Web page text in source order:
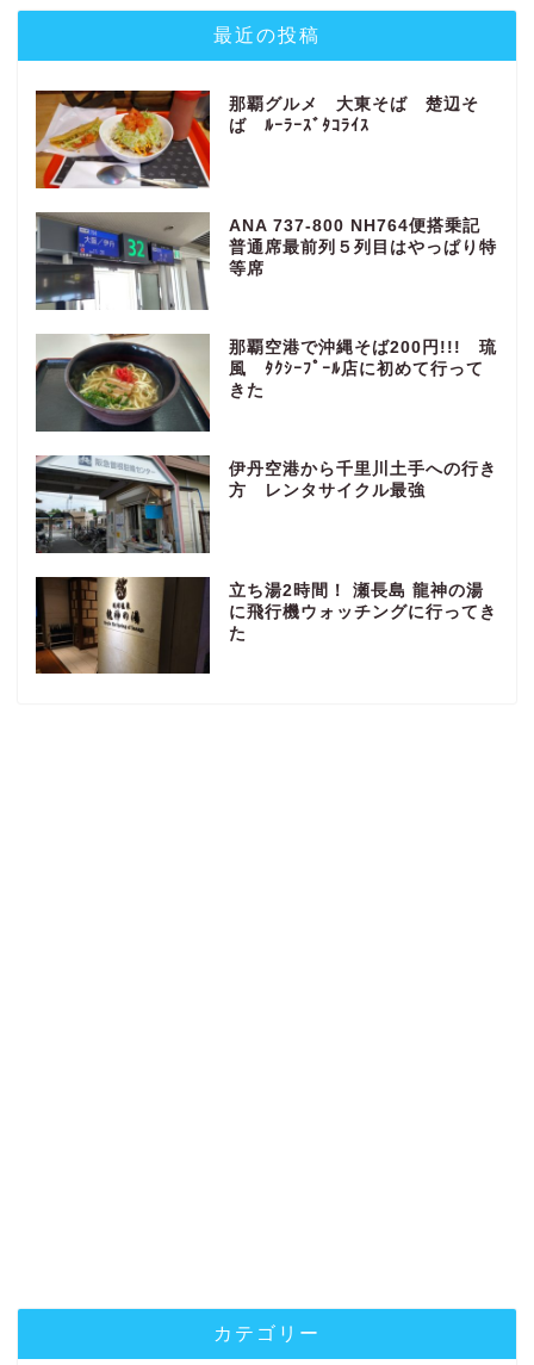
最近の投稿
那覇グルメ 大東そば 楚辺そ
ば ﾙｰﾗｰｽﾞﾀｺﾗｲｽ
ANA 737-800 NH764便搭乗記
普通席最前列５列目はやっぱり特
等席
那覇空港で沖縄そば200円!!! 琉
風 ﾀｸｼｰﾌﾟｰﾙ店に初めて行って
きた
伊丹空港から千里川土手への行き
方 レンタサイクル最強
立ち湯2時間！ 瀬長島 龍神の湯
に飛行機ウォッチングに行ってき
た
カテゴリー